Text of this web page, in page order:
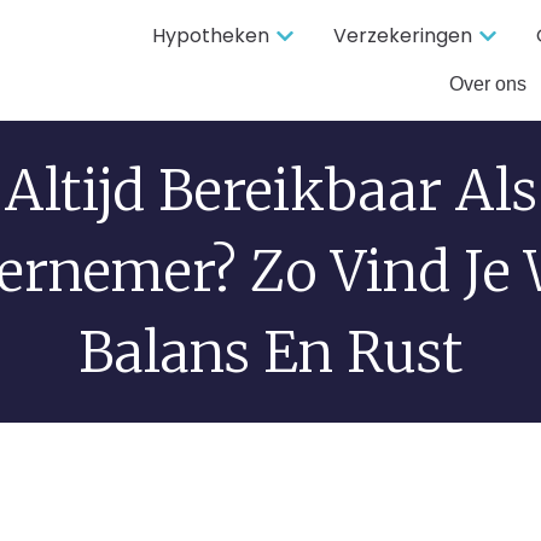
Hypotheken Verzekeringen
Over ons
Altijd Bereikbaar Als
Zo Vind Je
Balans En Rust